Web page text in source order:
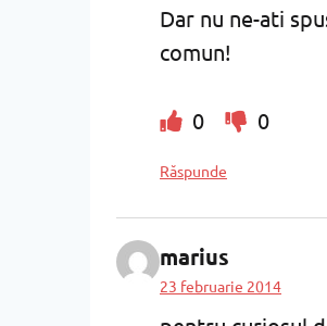
Dar nu ne-ati
comun!
0 0
Răspunde
marius
23 februarie 2014